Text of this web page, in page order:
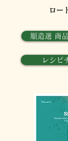
ロー
順造選 商
レシピ